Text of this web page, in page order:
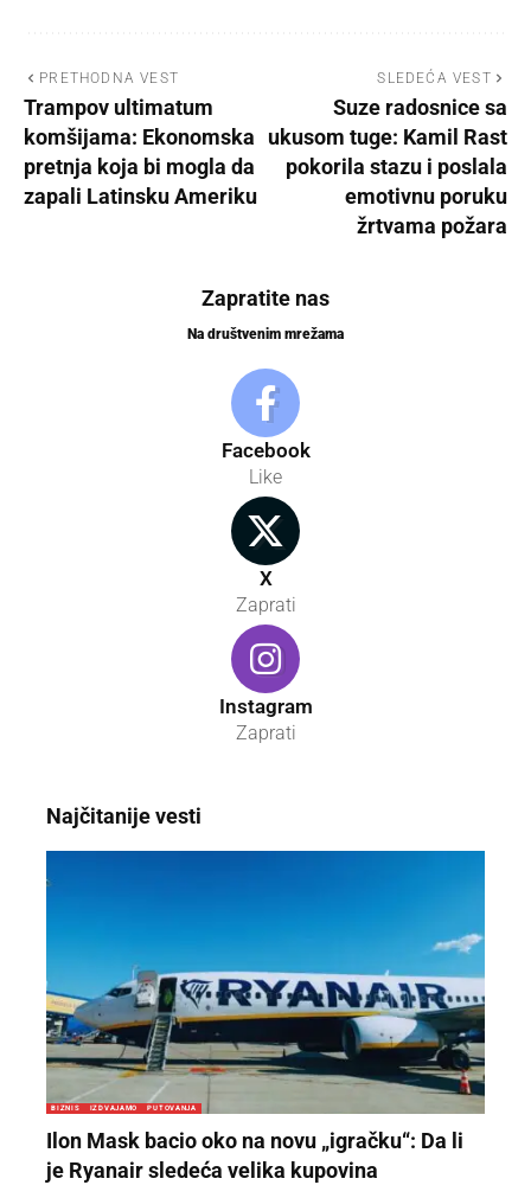
PRETHODNA VEST
Trampov ultimatum
komšijama: Ekonomska
pretnja koja bi mogla da
zapali Latinsku Ameriku
SLEDEĆA VEST
Suze radosnice sa
ukusom tuge: Kamil Rast
pokorila stazu i poslala
emotivnu poruku
žrtvama požara
Zapratite nas
Na društvenim mrežama
Facebook
Like
X
Zaprati
Instagram
Zaprati
Najčitanije vesti
BIZNIS IZDVAJAMO PUTOVANJA
Ilon Mask bacio oko na novu „igračku“: Da li
je Ryanair sledeća velika kupovina